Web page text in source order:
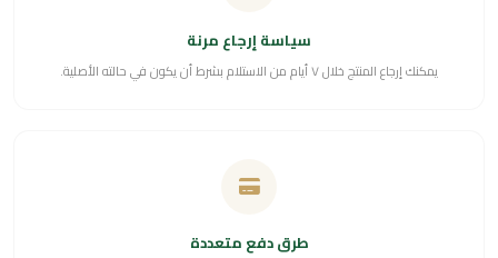
سياسة إرجاع مرنة
يمكنك إرجاع المنتج خلال ٧ أيام من الاستلام بشرط أن يكون في حالته الأصلية.
طرق دفع متعددة